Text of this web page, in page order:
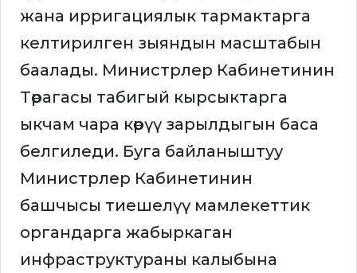
жана ирригациялык тармактарга
келтирилген зыяндын масштабын
баалады. Министрлер Кабинетинин
Төрагасы табигый кырсыктарга
ыкчам чара көрүү зарылдыгын баса
белгиледи. Буга байланыштуу
Министрлер Кабинетинин
башчысы тиешелүү мамлекеттик
органдарга жабыркаган
инфраструктураны калыбына